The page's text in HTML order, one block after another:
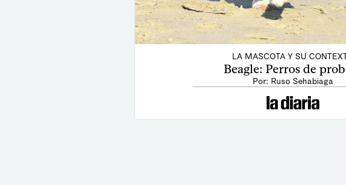
LA MASCOTA Y SU
Beagle: Perros de
Por: Ruso Sehabiaga